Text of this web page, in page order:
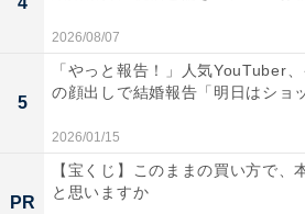
2026/08/07
5
「やっと報告！」人気YouTuber
の顔出しで結婚報告「明日はショ
2026/01/15
PR
【宝くじ】このままの買い方で、
と思いますか